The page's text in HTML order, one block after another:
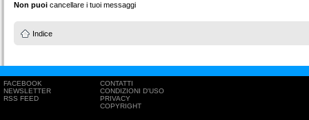
Non puoi cancellare i tuoi messaggi
Indice
FACEBOOK
NEWSLETTER
RSS FEED
CONTATTI
CONDIZIONI D'USO
PRIVACY
COPYRIGHT